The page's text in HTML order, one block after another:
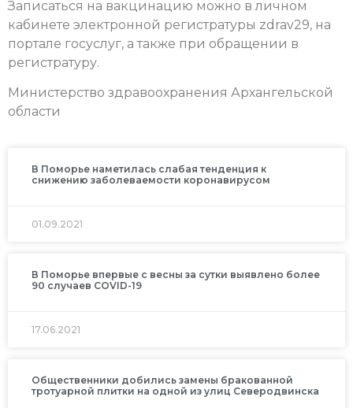
Записаться на вакцинацию можно в личном
кабинете электронной регистратуры zdrav29, на
портале госуслуг, а также при обращении в
регистратуру.
Министерство здравоохранения Архангельской
области
В Поморье наметилась слабая тенденция к
снижению заболеваемости коронавирусом
01.09.2021
В Поморье впервые с весны за сутки выявлено более
90 случаев COVID-19
17.06.2021
Общественники добились замены бракованной
тротуарной плитки на одной из улиц Северодвинска